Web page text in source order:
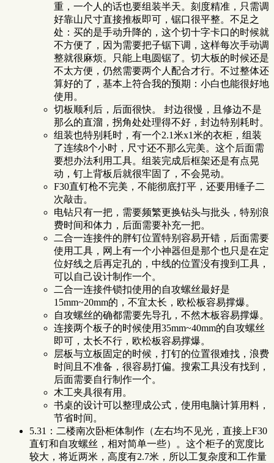
重，一个人的话也要组装半天。刻度精准，只需调
好靠山尺寸直接推板即可，锯口很平整。不足之
处：买的是手动升降的，这个切十字卡口的时候就
不方便了，因为需要把子锯下调，这样每次手动调
整就很麻烦。只能上电圆锯了。切大板的时候还是
不太方便，仍然需要两个人配合才行。不过整体还
算好的了，基本上符合我的预期：小白也能很好地
使用。
切板顺利后，后面很快。 封边很慢，且修边不是
那么的直溜，拐角处处理得不好，封边特别耗时。
组装也特别耗时，有一个2.1米x1米的衣柜，组装
了连续8个小时，尺寸还不那么完美。这个后面需
要想办法利用工具。组装完成后框架还是有点晃
动，钉上背板后就很牢固了，不会晃动。
F30直钉枪不完美，不能彻底打平，还要用锤子二
次敲击。
电钻只有一把，需要频繁更换钻头与批头，特别浪
费时间和体力，后面需要补充一把。
二合一连接件的胖钉位置特别容易开错，后面需要
使用工具，网上有一个小神器但是那个也只是在定
位好线之后再定孔的，中线的位置没有搜到工具，
可以自己设计制作一个。
二合一连接件锁扣使用的自攻螺丝最好是
15mm~20mm的，不宜太长，欧松板容易撑爆。
自攻螺丝的确都需要先导孔，不然木板容易撑爆。
连接两个板子的时候使用35mm~40mm的自攻螺丝
即可，太长不行，欧松板容易撑爆。
层板与立板固定的时候，打钉的位置很难找，浪费
时间且不准备，很容易打偏。搜索工具没有找到，
后面需要自行制作一个。
木工夹具很有用。
书桌的设计可以整理成公式，使用电脑计算用料，
节省时间。
5.31：二楼南次卧柜体制作（左右均不见光，直接上F30
直钉和自攻螺丝，相对简单一些）。这个柜子的宽度比
较大，将近两米，高度有2.7米，所以工复杂度和工作量